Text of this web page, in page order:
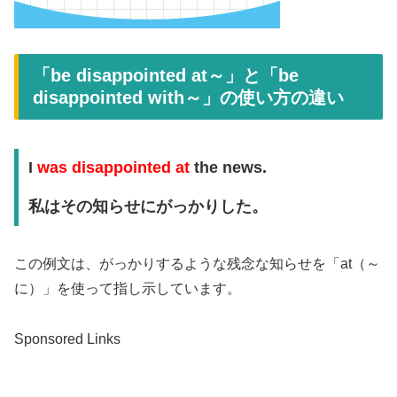
「be disappointed at～」と「be
disappointed with～」の使い方の違い
I was disappointed atthe news.
私はその知らせにがっかりした。
この例文は、がっかりするような残念な知らせを「at（～
に）」を使って指し示しています。
Sponsored Links